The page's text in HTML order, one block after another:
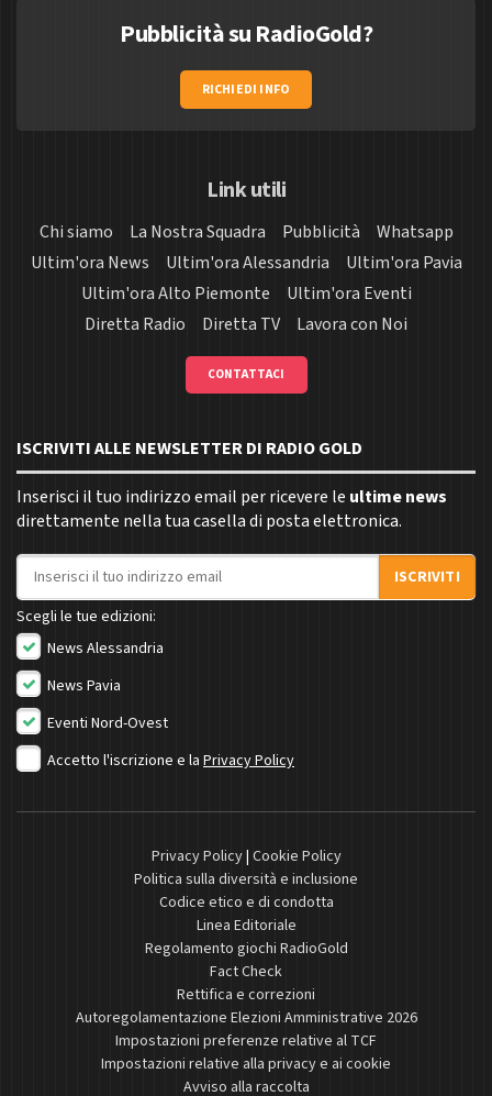
Pubblicità su RadioGold?
RICHIEDI INFO
Link utili
Chi siamo La Nostra Squadra Pubblicità
Whatsapp
Ultim'ora News
Ultim'ora Alessandria
Ultim'ora Pavia
Ultim'ora Alto Piemonte
Ultim'ora Eventi
Diretta Radio
Diretta TV Lavora con Noi
CONTATTACI
ISCRIVITI ALLE NEWSLETTER DI RADIO GOLD
Inserisci il tuo indirizzo email per ricevere le ultime news
direttamente nella tua casella di posta elettronica.
Indirizzo email
ISCRIVITI
Scegli le tue edizioni:
News Alessandria
News Pavia
Eventi Nord-Ovest
Accetto l'iscrizione e la Privacy Policy
Privacy Policy| Cookie Policy
Politica sulla diversità e inclusione
Codice etico e di condotta
Linea Editoriale
Regolamento giochi RadioGold
Fact Check
Rettifica e correzioni
Autoregolamentazione Elezioni Amministrative 2026
Impostazioni preferenze relative al TCF
Impostazioni relative alla privacy e ai cookie
Avviso alla raccolta